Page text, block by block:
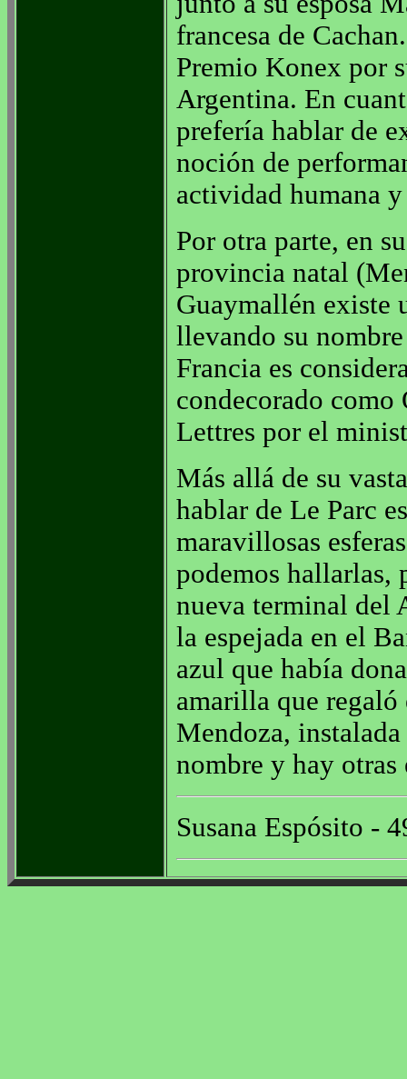
francesa de
Premio Konex por
Argentina. En
prefería hablar de
noción de
actividad humana
Por otra parte, en
provincia natal
Guaymallén existe
llevando su
Francia es
condecorado como
Lettres por el
Más allá de su
hablar de Le Parc
maravillosas
podemos hallarlas,
nueva terminal del
la espejada en el
azul que había
amarilla que
Mendoza,
nombre y hay
Susana Espósito -